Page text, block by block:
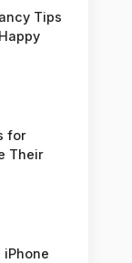
Tips
for
Their
iPhone